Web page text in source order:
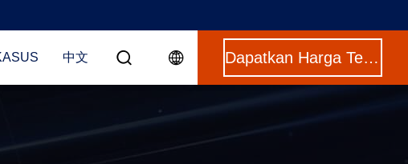
中文 Dapatkan Harga Terbaik